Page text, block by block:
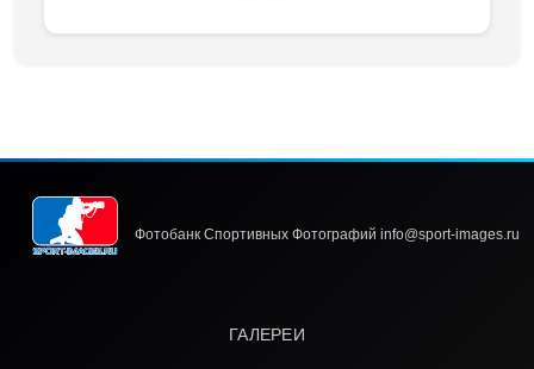
Фотобанк Спортивных Фотографий info@sport-images.ru
ГАЛЕРЕИ